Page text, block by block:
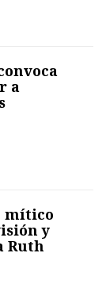
a
mítico
y
Ruth